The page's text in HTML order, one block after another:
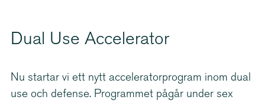
Dual Use Accelerator
Nu startar vi ett nytt accele­ra­tor­program inom dual
use och defense. Programmet pågår under sex